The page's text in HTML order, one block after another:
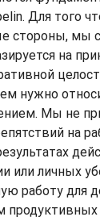
Для того
стороны, мы
на
нужно
Мы не
на
или личных
работу для